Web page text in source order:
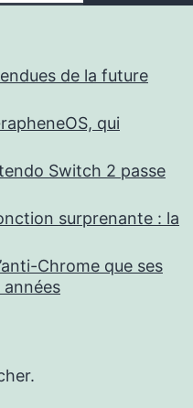
de la future
qui
Switch 2 passe
surprenante : la
Chrome que ses